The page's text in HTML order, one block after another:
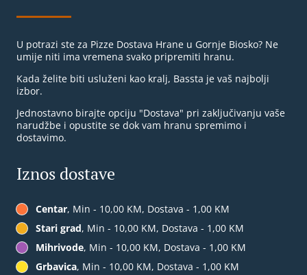
U potrazi ste za Pizze Dostava Hrane u Gornje Biosko? Ne
umije niti ima vremena svako pripremiti hranu.
Kada želite biti usluženi kao kralj, Bassta je vaš najbolji
izbor.
Jednostavno birajte opciju "Dostava" pri zaključivanju vaše
narudžbe i opustite se dok vam hranu spremimo i
dostavimo.
Iznos dostave
Centar, Min - 10,00 KM, Dostava - 1,00 KM
Stari grad, Min - 10,00 KM, Dostava - 1,00 KM
Mihrivode, Min - 10,00 KM, Dostava - 1,00 KM
Grbavica, Min - 10,00 KM, Dostava - 1,00 KM